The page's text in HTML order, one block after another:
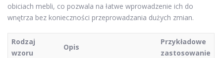
obiciach mebli, co pozwala na łatwe wprowadzenie ich do
wnętrza bez konieczności przeprowadzania dużych zmian.
Rodzaj
wzoru
Opis
Przykładowe
zastosowanie